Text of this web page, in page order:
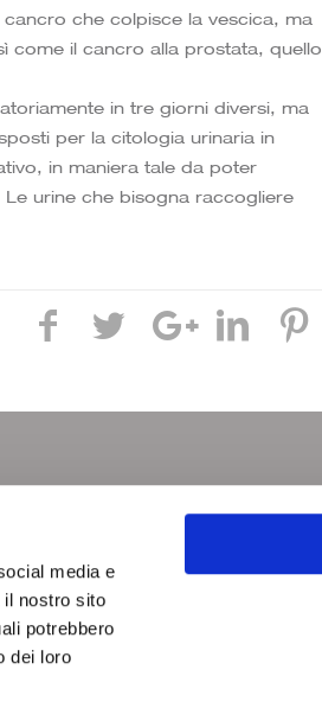
media e
il nostro sito
potrebbero
dei loro
che colpisce la vescica, ma
come il cancro alla prostata, quello
in tre giorni diversi, ma
per la citologia urinaria in
in maniera tale da poter
urine che bisogna raccogliere